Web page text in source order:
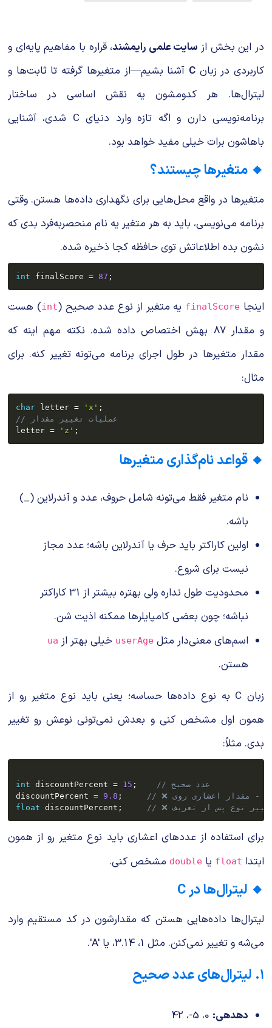
در این بخش از سایت علمی رایمشند، قراره با مفاهیم پایه‌ای و
کاربردی در زبانC آشنا بشیم—از متغیرها گرفته تا ثابت‌ها و
لیترال‌ها. هر کدومشون یه نقش اساسی در ساختار
برنامه‌نویسی دارن و اگه تازه وارد دنیای C شدی، آشنایی
باهاشون برات خیلی مفید خواهد بود.
🔸 متغیرها چیستند؟
متغیرها در واقع محل‌هایی برای نگهداری داده‌ها هستن. وقتی
برنامه می‌نویسی، باید به هر متغیر یه نام منحصر‌به‌فرد بدی که
نشون بده اطلاعاتش توی حافظه کجا ذخیره شده.
int finalScore = 87 ;
اینجا finalScore یه متغیر از نوع عدد صحیح (int) هست
و مقدار۸۷ بهش اختصاص داده شده. نکته مهم اینه که
مقدار متغیرها در طول اجرای برنامه می‌تونه تغییر کنه. برای
مثال:
char letter = 'x' ;
// عملیات تغییر مقدار
letter = 'z' ;
🔸 قواعد نام‌گذاری متغیرها
نام متغیر فقط می‌تونه شامل حروف، عدد و آندرلاین (_
)
باشه.
اولین کاراکتر باید حرف یا آندرلاین باشه؛ عدد مجاز
نیست برای شروع.
محدودیت طول نداره ولی بهتره بیشتر از 31 کاراکتر
نباشه؛ چون بعضی کامپایلرها ممکنه اذیت شن.
اسم‌های معنی‌دار مثل userAge خیلی بهتر از ua
هستن.
زبان C به نوع داده‌ها حساسه؛ یعنی باید نوع متغیر رو از
همون اول مشخص کنی و بعدش نمی‌تونی نوعش رو تغییر
بدی. مثلاً:
int discountPercent = 15 ;
discountPercent = 9.8 ;
float discountPercent ;
برای استفاده از عددهای اعشاری باید نوع متغیر رو از همون
ابتدا float یا double مشخص کنی.
🔸 لیترال‌ها در C
لیترال‌ها داده‌هایی هستن که مقدارشون در کد مستقیم وارد
می‌شه و تغییر نمی‌کنن. مثل 1، 3.14، یا 'A'
.
۱. لیترال‌های عدد صحیح
دهدهی: 0، -5، 42
بمب های شیمیایی
شیمی عمومی
گیاهان دارویی